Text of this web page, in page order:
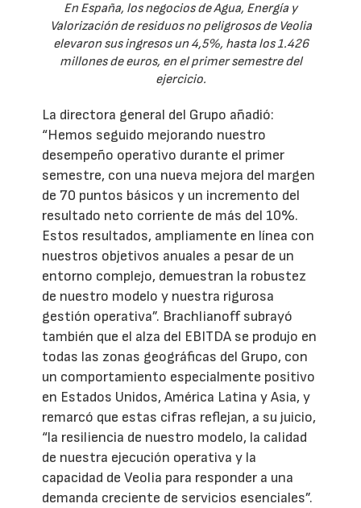
En España, los negocios de Agua, Energía y
Valorización de residuos no peligrosos de Veolia
elevaron sus ingresos un 4,5%, hasta los 1.426
millones de euros, en el primer semestre del
ejercicio.
La directora general del Grupo añadió:
“Hemos seguido mejorando nuestro
desempeño operativo durante el primer
semestre, con una nueva mejora del margen
de 70 puntos básicos y un incremento del
resultado neto corriente de más del 10%.
Estos resultados, ampliamente en línea con
nuestros objetivos anuales a pesar de un
entorno complejo, demuestran la robustez
de nuestro modelo y nuestra rigurosa
gestión operativa”. Brachlianoff subrayó
también que el alza del EBITDA se produjo en
todas las zonas geográficas del Grupo, con
un comportamiento especialmente positivo
en Estados Unidos, América Latina y Asia, y
remarcó que estas cifras reflejan, a su juicio,
“la resiliencia de nuestro modelo, la calidad
de nuestra ejecución operativa y la
capacidad de Veolia para responder a una
demanda creciente de servicios esenciales”.